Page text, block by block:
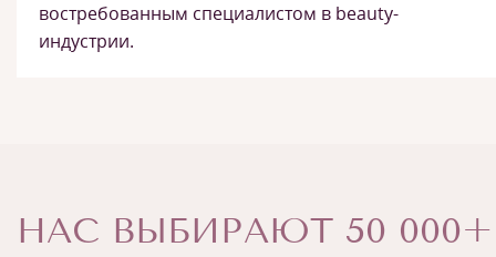
востребованным специалистом в beauty-
индустрии.
НАС ВЫБИРАЮТ 50 000+